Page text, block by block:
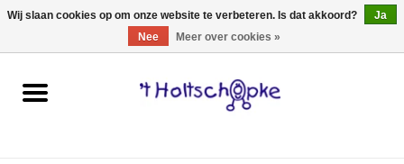
0 Artikelen - €0,00
Home
Wij slaan cookies op om onze website te verbeteren. Is dat akkoord?
Ja
Nee
Meer over cookies »